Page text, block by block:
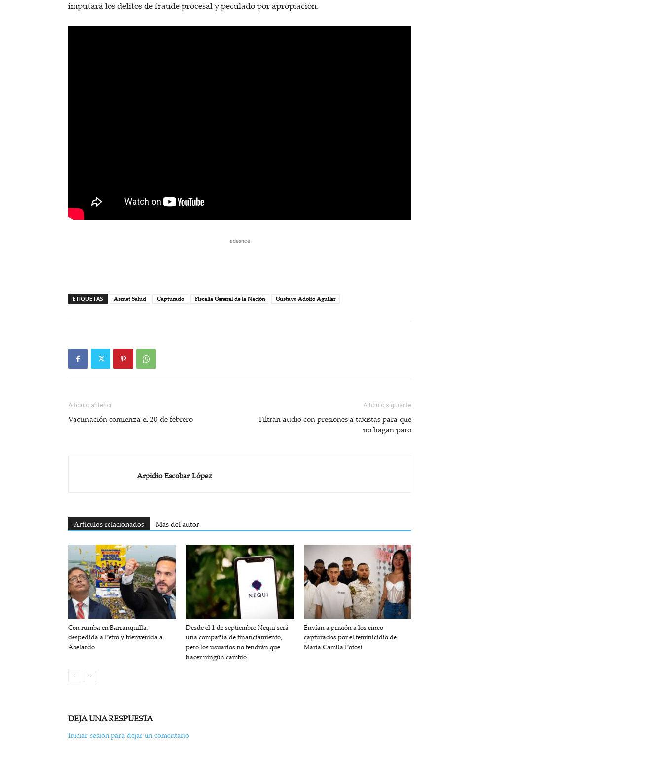
imputará los delitos de fraude procesal y peculado por apropiación.
adesnce
ETIQUETAS Asmet Salud Capturado Fiscalía General de la Nación Gustavo Adolfo Aguilar
Artículo anterior
Vacunación comienza el 20 de febrero
Artículo siguiente
Filtran audio con presiones a taxistas para que
no hagan paro
Arpidio Escobar López
Artículos relacionados Más del autor
Con rumba en Barranquilla,
despedida a Petro y bienvenida a
Abelardo
Desde el 1 de septiembre Nequi será
una compañía de financiamiento,
pero los usuarios no tendrán que
hacer ningún cambio
Envían a prisión a los cinco
capturados por el feminicidio de
María Camila Potosí
DEJA UNA RESPUESTA
Iniciar sesión para dejar un comentario